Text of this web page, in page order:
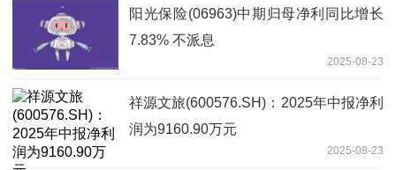
阳光保险(06963)中期归母净利同比增长
7.83% 不派息
2025-08-23
祥源文旅(600576.SH)：2025年中报净利
润为9160.90万元
2025-08-23